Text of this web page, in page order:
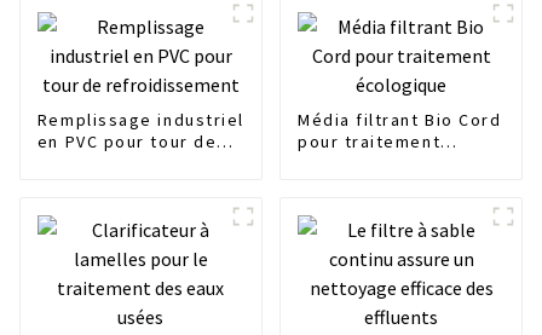
Remplissage industriel
en PVC pour tour de
Média filtrant Bio Cord
pour traitement